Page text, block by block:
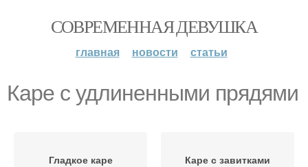
СОВРЕМЕННАЯ ДЕВУШКА
главная новости статьи
Каре с удлиненными прядями
Гладкое каре Каре с завитками